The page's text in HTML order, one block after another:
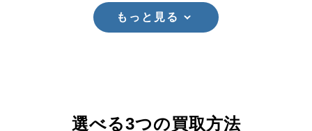
もっと見る
選べる3つの買取方法